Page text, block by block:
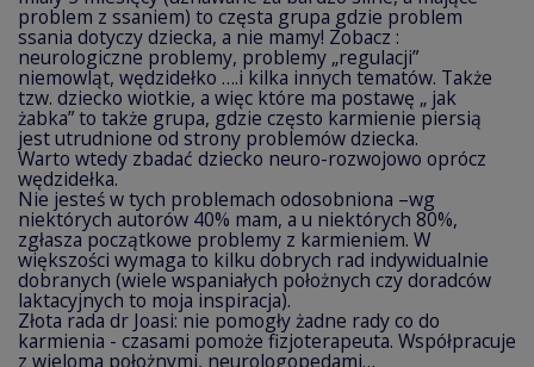
problem z ssaniem) to częsta grupa gdzie problem
ssania dotyczy dziecka, a nie mamy! Zobacz :
neurologiczne problemy, problemy „regulacji”
niemowląt, wędzidełko ….i kilka innych tematów. Także
tzw. dziecko wiotkie, a więc które ma postawę „ jak
żabka” to także grupa, gdzie często karmienie piersią
jest utrudnione od strony problemów dziecka.
Warto wtedy zbadać dziecko neuro-rozwojowo oprócz
wędzidełka.
Nie jesteś w tych problemach odosobniona –wg
niektórych autorów 40% mam, a u niektórych 80%,
zgłasza początkowe problemy z karmieniem. W
większości wymaga to kilku dobrych rad indywidualnie
dobranych (wiele wspaniałych położnych czy doradców
laktacyjnych to moja inspiracja).
Złota rada dr Joasi: nie pomogły żadne rady co do
karmienia - czasami pomoże fizjoterapeuta. Współpracuje
z wieloma położnymi, neurologopedami…